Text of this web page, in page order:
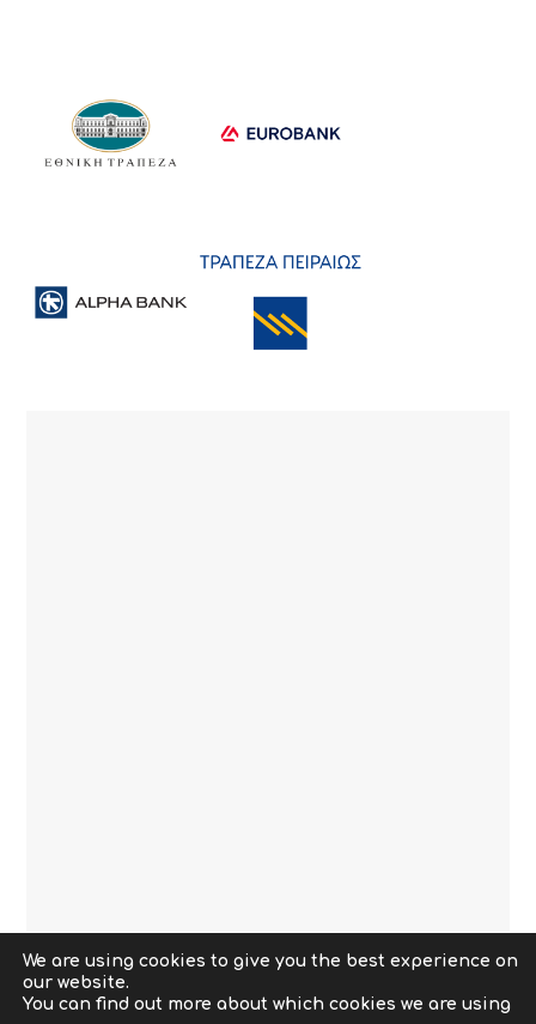
Copyright © 2009-2026 abcit.gr. All Rights Reserved. |
We are using cookies to give you the best experience on
our website.
You can find out more about which cookies we are using